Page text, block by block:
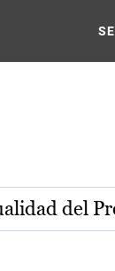
del